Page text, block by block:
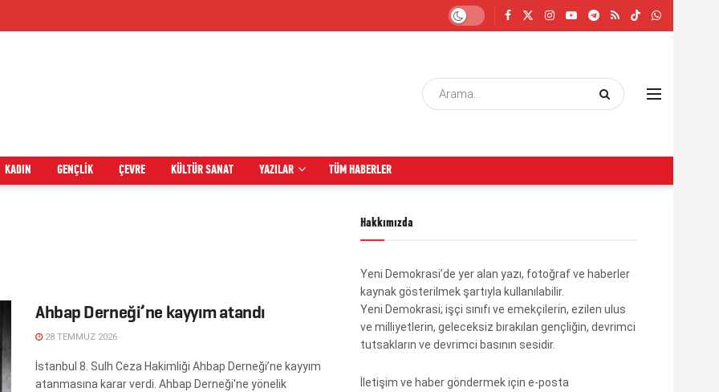
KADIN GENÇLIK ÇEVRE KÜLTÜR SANAT YAZILAR TÜM HABERLER
Ahbap Derneği’ne kayyım atandı
28 TEMMUZ 2026
İstanbul 8. Sulh Ceza Hakimliği Ahbap Derneği’ne kayyım
atanmasına karar verdi. Ahbap Derneği'ne yönelik
Hakkımızda
Yeni Demokrasi’de yer alan yazı, fotoğraf ve haberler
kaynak gösterilmek şartıyla kullanılabilir.
Yeni Demokrasi; işçi sınıfı ve emekçilerin, ezilen ulus
ve milliyetlerin, geleceksiz bırakılan gençliğin, devrimci
tutsakların ve devrimci basının sesidir.
İletişim ve haber göndermek için e-posta